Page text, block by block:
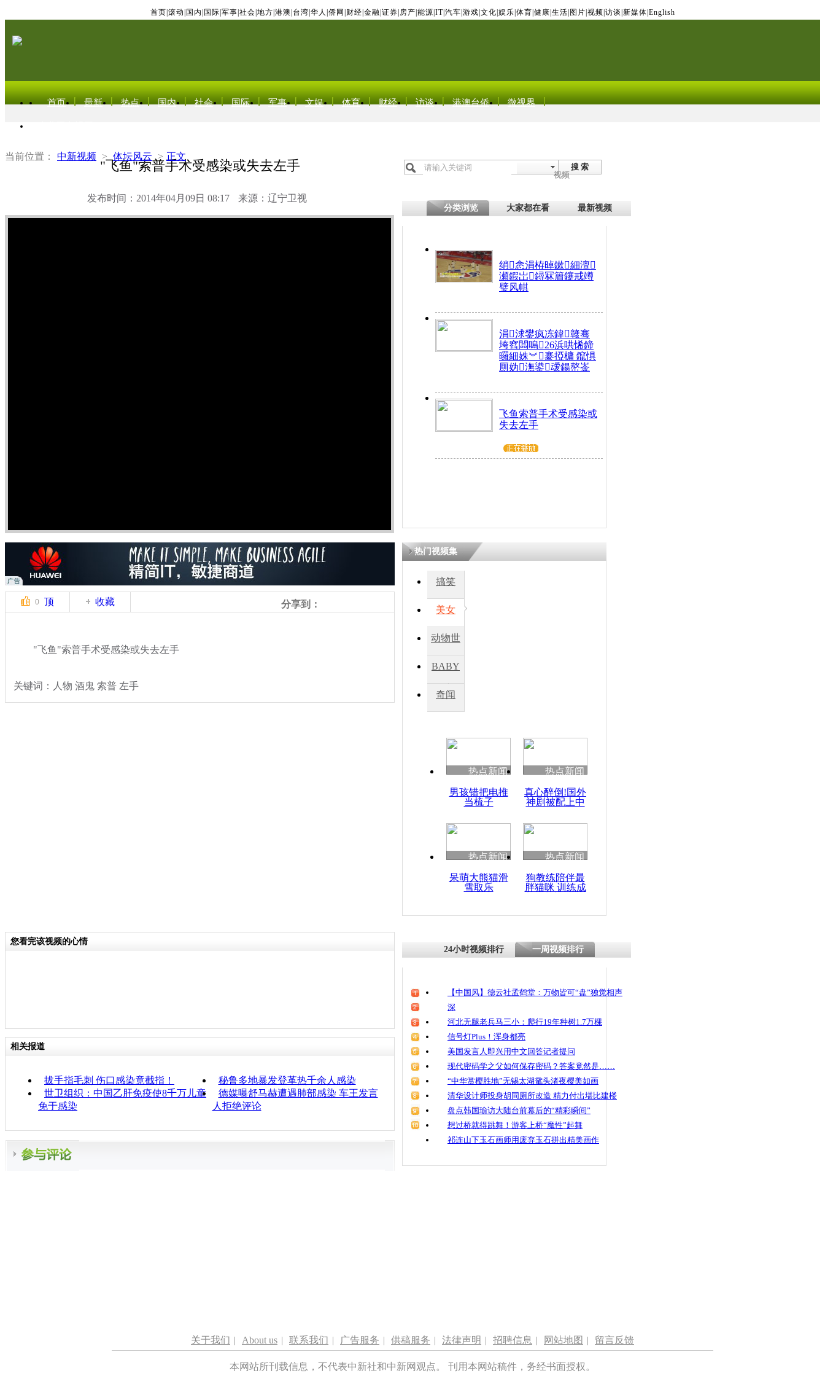
首页 滚动 国内 国际 军事 社会 地方 港澳 台湾 华人 侨网 财经 金融 证券 房产 能源 IT| 汽车 游戏 文化 娱乐 体育 健康 生活 图片 视频 访谈 新媒体 English
首页 最新 热点 国内 社会 国际 军事 文娱 体育 财经 访谈 港澳台侨 微视界
当前位置： 中新视频 > 体坛风云 > 正文
"飞鱼"索普手术受感染或失去左手
发布时间：2014年04月09日 08:17 来源：辽宁卫视
搜 索
视频
分类浏览 大家都在看 最新视频
绡悆涓栫晫鏉細澶
瀬鍜岀鐞冧篃鑳戒竴
璧风帺
涓浗鐢疯冻鍏竷骞
垮窞闆嗚26浜哄悕鍗
曪細姝︾褰掗槦 鑹惧
厠妫潕鍙叆鍚嶅崟
飞鱼索普手术受感染或
失去左手
0 顶 收藏 分享到：
"飞鱼"索普手术受感染或失去左手
关键词：人物 酒鬼 索普 左手
热门视频集
搞笑
美女
动物世
BABY
秀
奇闻
热点新闻
男孩错把电推
当梳子
热点新闻
真心醉倒!国外
神剧被配上中
热点新闻
呆萌大熊猫滑
雪取乐
热点新闻
狗教练陪伴最
胖猫咪 训练成
您看完该视频的心情
相关报道
拔手指毛刺 伤口感染竟截指！
秘鲁多地暴发登革热千余人感染
世卫组织：中国乙肝免疫使8千万儿童
免于感染
德媒曝舒马赫遭遇肺部感染 车王发言
人拒绝评论
24小时视频排行 一周视频排行
【中国风】德云社孟鹤堂：万物皆可“盘”独觉相声
深
河北无腿老兵马三小：爬行19年种树1.7万棵
信号灯Plus！浑身都亮
美国发言人即兴用中文回答记者提问
现代密码学之父如何保存密码？答案竟然是……
“中华赏樱胜地”无锡太湖鼋头渚夜樱美如画
清华设计师投身胡同厕所改造 精力付出堪比建楼
盘点韩国瑜访大陆台前幕后的“精彩瞬间”
想过桥就得跳舞！游客上桥“魔性”起舞
祁连山下玉石画师用废弃玉石拼出精美画作
关于我们 | About us | 联系我们 | 广告服务 | 供稿服务 | 法律声明 | 招聘信息 | 网站地图 | 留言反馈
本网站所刊载信息，不代表中新社和中新网观点。 刊用本网站稿件，务经书面授权。